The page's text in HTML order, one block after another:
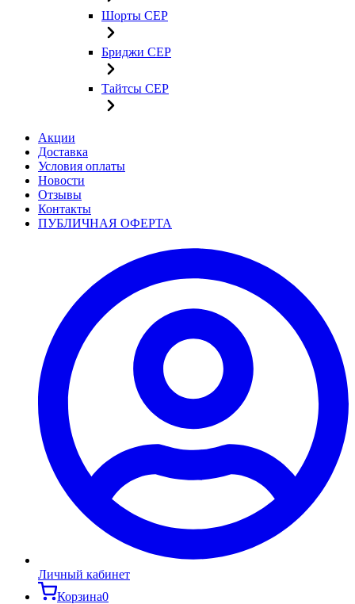
Шорты CEP
Бриджи CEP
Тайтсы CEP
Акции
Доставка
Условия оплаты
Новости
Отзывы
Контакты
ПУБЛИЧНАЯ ОФЕРТА
Личный кабинет
Корзина0